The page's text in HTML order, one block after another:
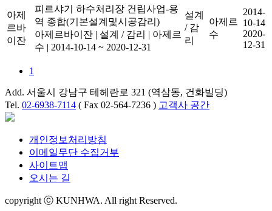
아제
르바
이잔
피르샤기 하수처리장 건립사업-용
역 종합(기본설계및시공감리)
아제르바이잔 | 설계 / 감리 | 아제르
수 | 2014-10-14 ~ 2020-12-31
설계
/ 감
리
아제르
수
2014-
10-14
2020-
12-31
1
Add. 서울시 강남구 테헤란로 321 (역삼동, 건화빌딩)
Tel. 02-6938-7114 ( Fax 02-564-7236 ) 고객사 공간
개인정보처리방침
이메일무단 수집거부
사이트맵
오시는 길
copyright ⓒ KUNHWA. All right Reserved.